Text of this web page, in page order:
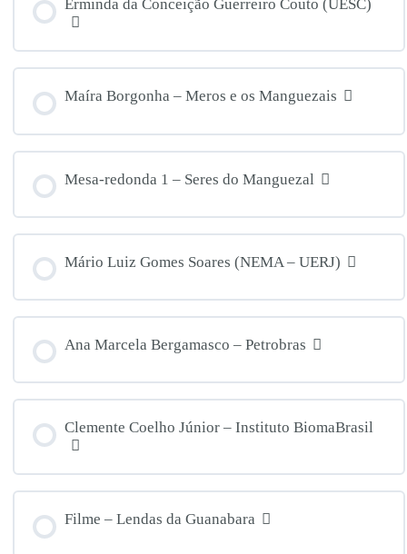
Erminda da Conceição Guerreiro Couto (UESC)
Maíra Borgonha – Meros e os Manguezais
Mesa-redonda 1 – Seres do Manguezal
Mário Luiz Gomes Soares (NEMA – UERJ)
Ana Marcela Bergamasco – Petrobras
Clemente Coelho Júnior – Instituto BiomaBrasil
Filme – Lendas da Guanabara